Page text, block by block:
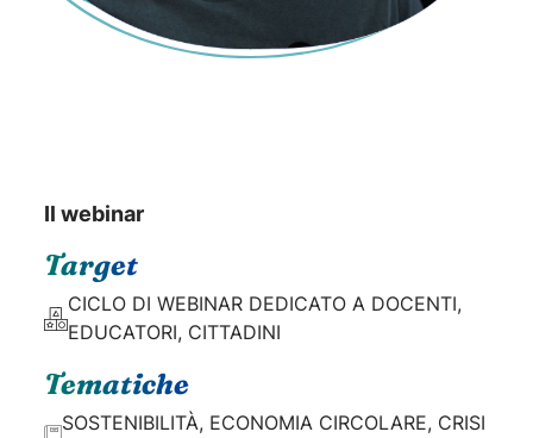
Il webinar
Target
CICLO DI WEBINAR DEDICATO A DOCENTI,
EDUCATORI, CITTADINI
Tematiche
SOSTENIBILITÀ, ECONOMIA CIRCOLARE, CRISI